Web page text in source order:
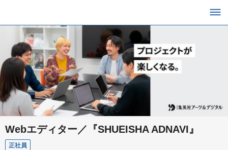
Webエディター／『SHUEISHA ADNAVI』
正社員